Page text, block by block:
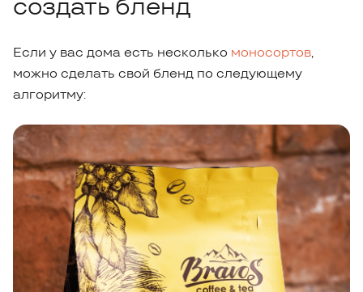
Если у вас дома есть несколько моносортов,
можно сделать свой бленд по следующему
алгоритму: